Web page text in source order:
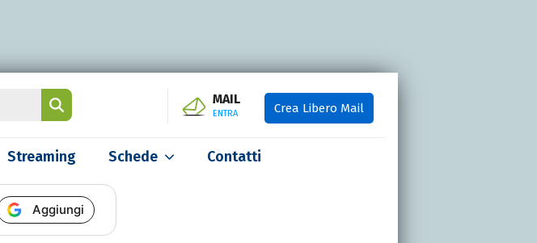
MAIL
ENTRA Crea Libero Mail
Streaming Schede Contatti
Aggiungi